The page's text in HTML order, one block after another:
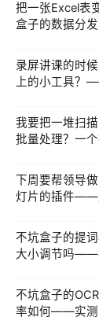
把一张Excel表
盒子的数据分发
录屏讲课的时
上的小工具？
我要把一堆扫
批量处理？一
下周要帮领导
灯片的插件——
不坑盒子的提
大小调节吗——
不坑盒子的
率如何——实测